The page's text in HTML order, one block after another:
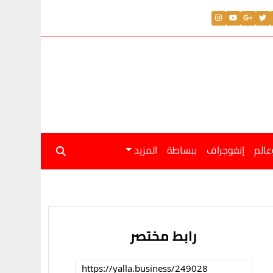
4.8 مليار دولار في 7 أشهر
إنفوجراف ببساطة المزيد
رابط مختصر